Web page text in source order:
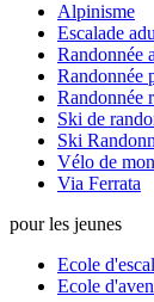
Alpinisme
Escalade
Randonnée
Randonnée
Randonnée
Ski de
Ski
Vélo de
Via Ferrata
pour les jeunes
Ecole
Ecole